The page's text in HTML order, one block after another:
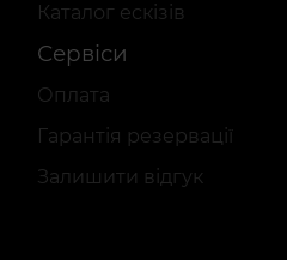
Каталог ескізів
Сервіси
Оплата
Гарантія резервації
Залишити відгук